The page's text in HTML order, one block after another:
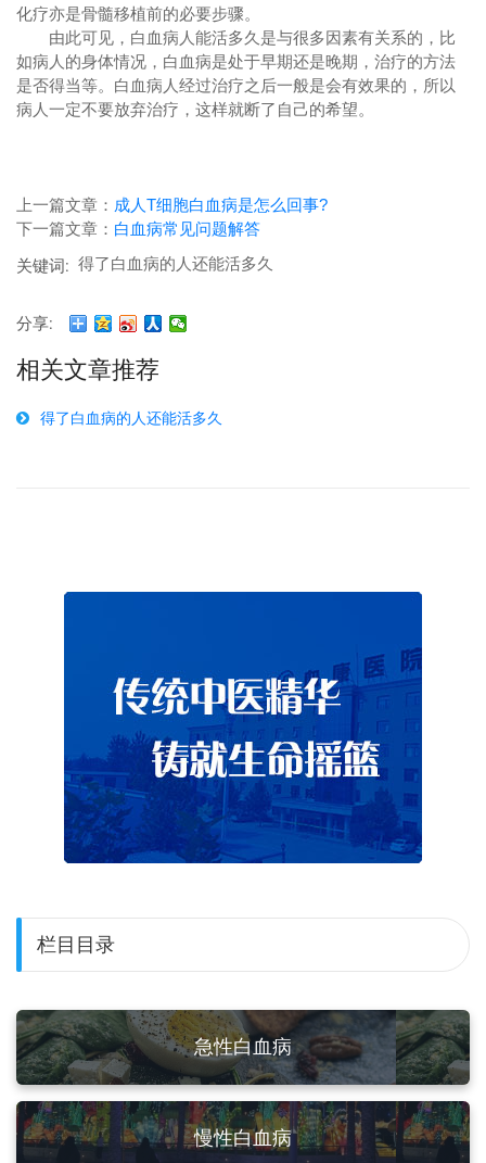
化疗亦是骨髓移植前的必要步骤。
由此可见，白血病人能活多久是与很多因素有关系的，比
如病人的身体情况，白血病是处于早期还是晚期，治疗的方法
是否得当等。白血病人经过治疗之后一般是会有效果的，所以
病人一定不要放弃治疗，这样就断了自己的希望。
上一篇文章： 成人T细胞白血病是怎么回事?
下一篇文章： 白血病常见问题解答
关键词: 得了白血病的人还能活多久
分享:
相关文章推荐
得了白血病的人还能活多久
栏目目录
急性白血病
慢性白血病